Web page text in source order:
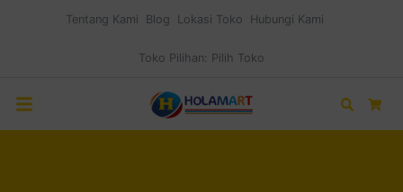
Tentang Kami Blog Lokasi Toko Hubungi Kami
Toko Pilihan: Pilih Toko
Search